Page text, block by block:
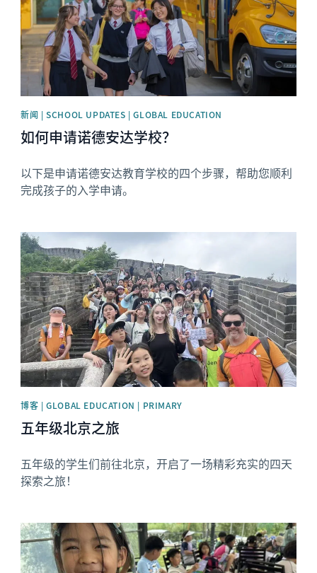
新闻 | SCHOOL UPDATES | GLOBAL EDUCATION
如何申请诺德安达学校？
以下是申请诺德安达教育学校的四个步骤，帮助您顺利
完成孩子的入学申请。
News image
博客 | GLOBAL EDUCATION | PRIMARY
五年级北京之旅
五年级的学生们前往北京，开启了一场精彩充实的四天
探索之旅！
News image